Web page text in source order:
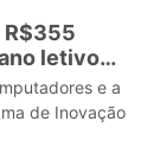
R$355
letivo
e a
de Inovação